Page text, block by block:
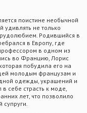
поистине необычной
не только
Родившийся в
в Европу, где
в одном из
во Францию, Лорис
побудила его на
молодым французам и
одежды, украшений и
себе страсть к моде,
лет, что позволило
супруги.